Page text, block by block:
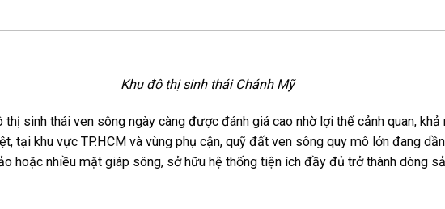
Khu đô thị sinh thái Chánh Mỹ
sinh thái ven sông ngày càng được đánh giá cao nhờ lợi thế cảnh quan,
tại khu vực TP.HCM và vùng phụ cận, quỹ đất ven sông quy mô lớn đang
hoặc nhiều mặt giáp sông, sở hữu hệ thống tiện ích đầy đủ trở thành dòng